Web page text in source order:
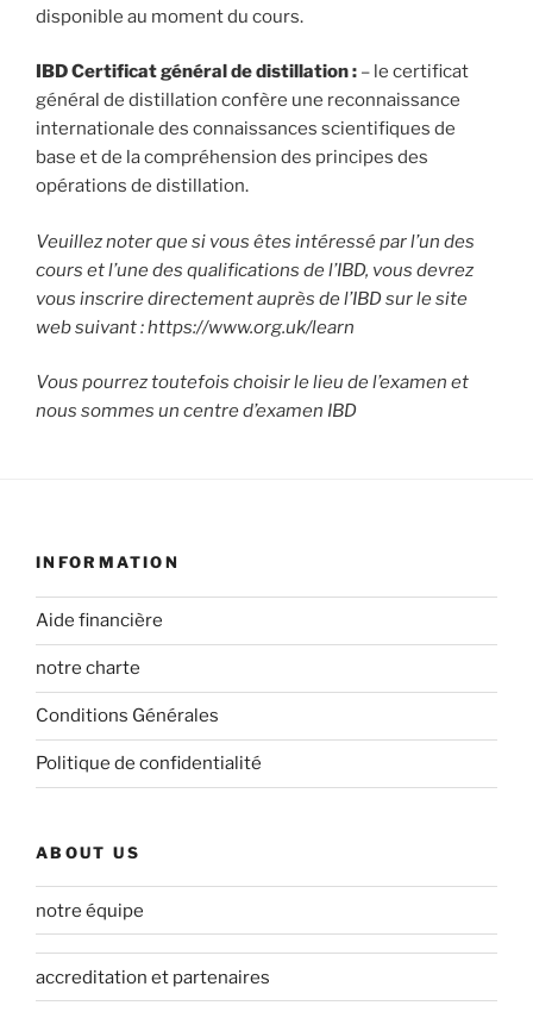
disponible au moment du cours.
IBD Certificat général de distillation : – le certificat
général de distillation confère une reconnaissance
internationale des connaissances scientifiques de
base et de la compréhension des principes des
opérations de distillation.
Veuillez noter que si vous êtes intéressé par l’un des
cours et l’une des qualifications de l’IBD, vous devrez
vous inscrire directement auprès de l’IBD sur le site
web suivant : https://www.org.uk/learn
Vous pourrez toutefois choisir le lieu de l’examen et
nous sommes un centre d’examen IBD
INFORMATION
Aide financière
notre charte
Conditions Générales
Politique de confidentialité
ABOUT US
notre équipe
accreditation et partenaires